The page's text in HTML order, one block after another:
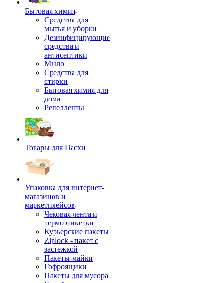
Бытовая химия
Средства для
мытья и уборки
Дезинфицирующие
средства и
антисептики
Мыло
Средства для
стирки
Бытовая химия для
дома
Репелленты
Товары для Пасхи
Упаковка для интернет-
магазинов и
маркетплейсов
Чековая лента и
термоэтикетки
Курьерские пакеты
Ziplock - пакет с
застежкой
Пакеты-майки
Гофроящики
Пакеты для мусора